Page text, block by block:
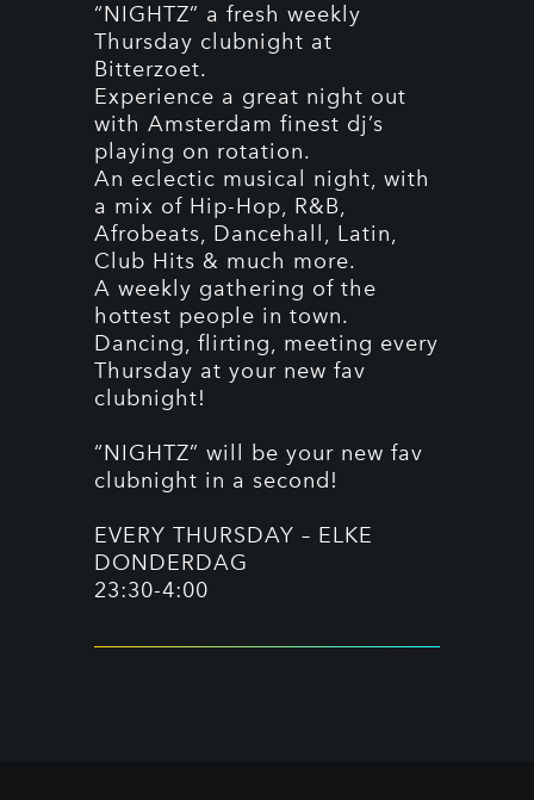
“NIGHTZ” a fresh weekly
Thursday clubnight at
Bitterzoet.
Experience a great night out
with Amsterdam finest dj’s
playing on rotation.
An eclectic musical night, with
a mix of Hip-Hop, R&B,
Afrobeats, Dancehall, Latin,
Club Hits & much more.
A weekly gathering of the
hottest people in town.
Dancing, flirting, meeting every
Thursday at your new fav
clubnight!
“NIGHTZ” will be your new fav
clubnight in a second!
EVERY THURSDAY – ELKE
DONDERDAG
23:30-4:00